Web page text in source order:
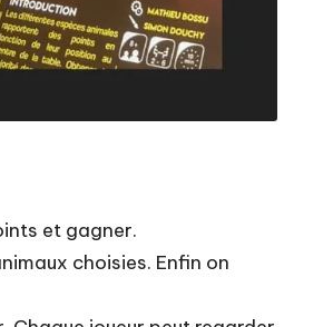
et gagner.
choisies. Enfin on